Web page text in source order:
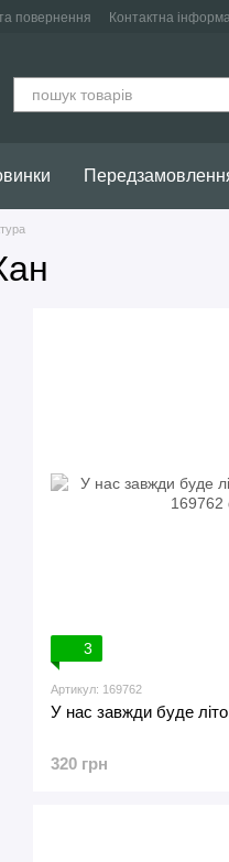
повернення Контактна
3
Артикул: 169762
У нас завжди буде
320 грн